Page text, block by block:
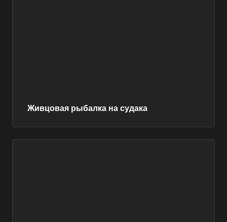
Живцовая рыбалка на судака